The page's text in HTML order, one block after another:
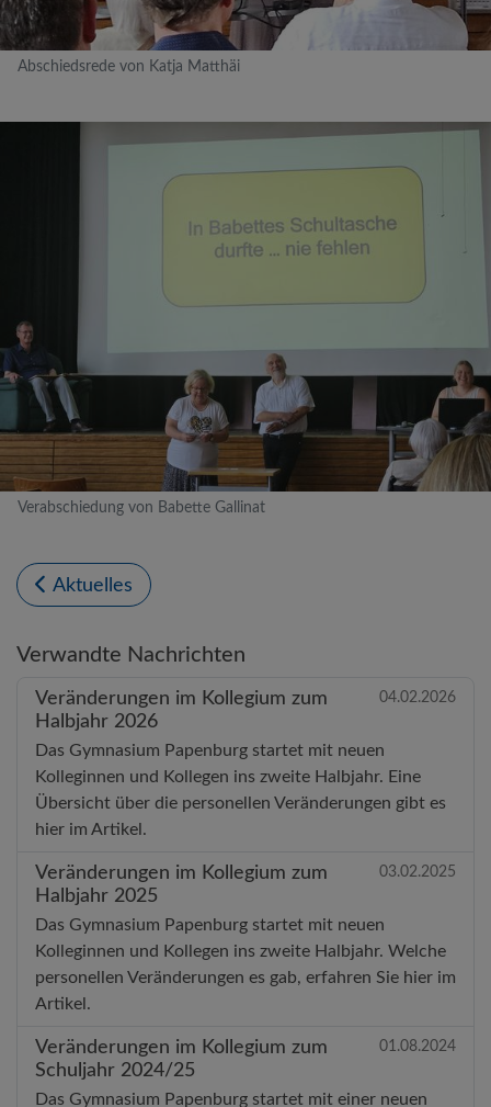
Abschiedsrede von Katja Matthäi
Verabschiedung von Babette Gallinat
Aktuelles
Verwandte Nachrichten
Veränderungen im Kollegium zum
Halbjahr 2026
04.02.2026
Das Gymnasium Papenburg startet mit neuen
Kolleginnen und Kollegen ins zweite Halbjahr. Eine
Übersicht über die personellen Veränderungen gibt es
hier im Artikel.
Veränderungen im Kollegium zum
Halbjahr 2025
03.02.2025
Das Gymnasium Papenburg startet mit neuen
Kolleginnen und Kollegen ins zweite Halbjahr. Welche
personellen Veränderungen es gab, erfahren Sie hier im
Artikel.
Veränderungen im Kollegium zum
Schuljahr 2024/25
01.08.2024
Das Gymnasium Papenburg startet mit einer neuen